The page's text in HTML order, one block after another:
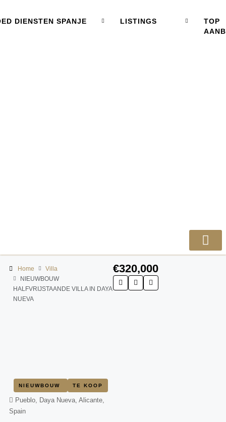
DIENSTEN SPANJE LISTINGS
TOP
Home
Villa
NIEUWBOUW
HALFVRIJSTAANDE VILLA IN DAYA
NUEVA
NIEUWBOUW TE KOOP
Pueblo, Daya Nueva, Alicante,
Spain
€320,000